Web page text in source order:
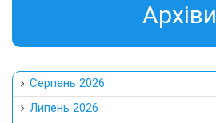
Aрхіви
Серпень 2026
Липень 2026